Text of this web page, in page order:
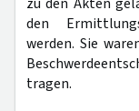
den
werden. Sie
tragen.